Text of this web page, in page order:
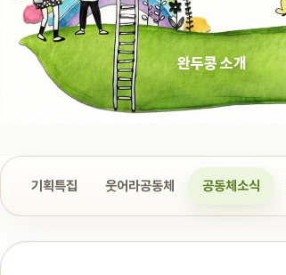
완두콩 소개
기획특집 웃어라공동체 공동체소식